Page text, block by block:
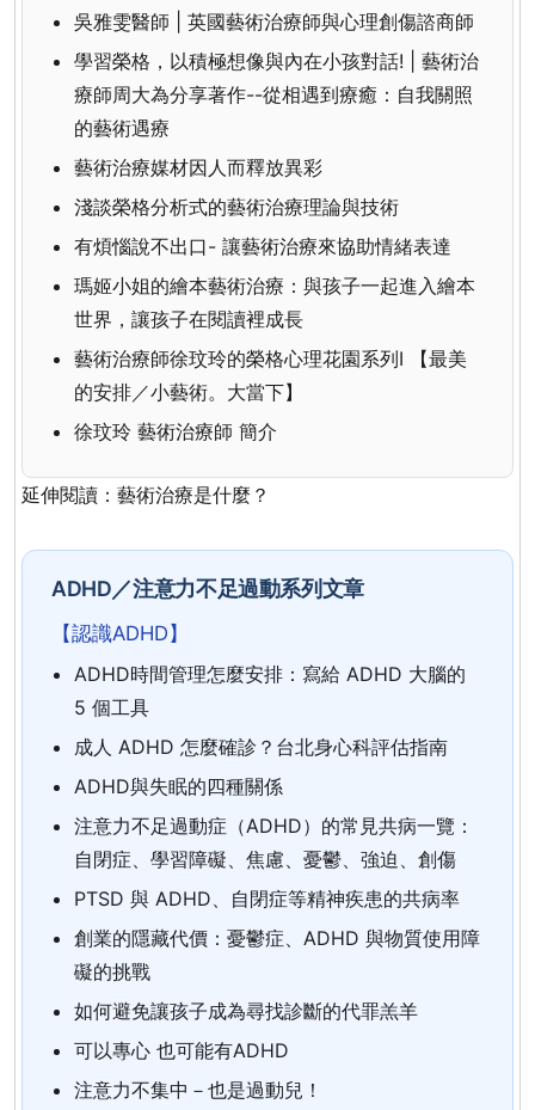
吳雅雯醫師 | 英國藝術治療師與心理創傷諮商師
學習榮格，以積極想像與內在小孩對話! | 藝術治
療師周大為分享著作--從相遇到療癒：自我關照
的藝術遇療
藝術治療媒材因人而釋放異彩
淺談榮格分析式的藝術治療理論與技術
有煩惱說不出口- 讓藝術治療來協助情緒表達
瑪姬小姐的繪本藝術治療：與孩子一起進入繪本
世界，讓孩子在閱讀裡成長
藝術治療師徐玟玲的榮格心理花園系列I 【最美
的安排／小藝術。大當下】
徐玟玲 藝術治療師 簡介
延伸閱讀： 藝術治療是什麼？
ADHD／注意力不足過動系列文章
【認識ADHD】
ADHD時間管理怎麼安排：寫給 ADHD 大腦的
5 個工具
成人 ADHD 怎麼確診？台北身心科評估指南
ADHD與失眠的四種關係
注意力不足過動症（ADHD）的常見共病一覽：
自閉症、學習障礙、焦慮、憂鬱、強迫、創傷
PTSD 與 ADHD、自閉症等精神疾患的共病率
創業的隱藏代價：憂鬱症、ADHD 與物質使用障
礙的挑戰
如何避免讓孩子成為尋找診斷的代罪羔羊
可以專心 也可能有ADHD
注意力不集中－也是過動兒！